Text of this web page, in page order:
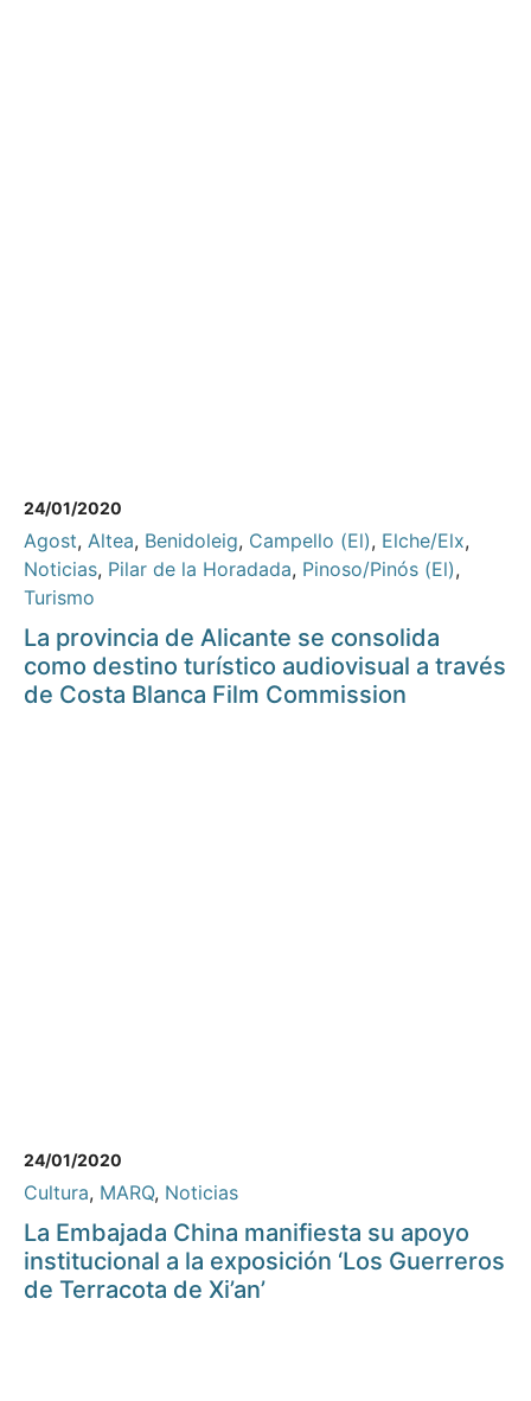
24/01/2020
Agost, Altea, Benidoleig, Campello (El), Elche/Elx,
Noticias, Pilar de la Horadada, Pinoso/Pinós (El),
Turismo
La provincia de Alicante se consolida
como destino turístico audiovisual a través
de Costa Blanca Film Commission
24/01/2020
Cultura, MARQ, Noticias
La Embajada China manifiesta su apoyo
institucional a la exposición ‘Los Guerreros
de Terracota de Xi’an’